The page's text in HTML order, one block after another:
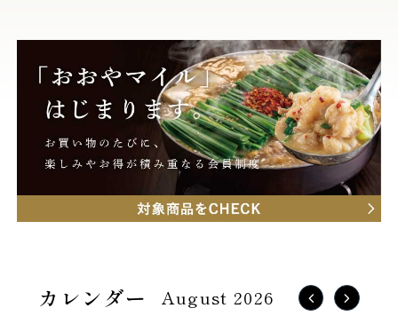
August 2026